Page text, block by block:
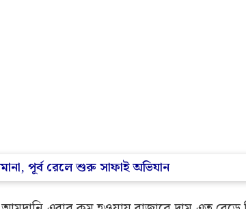
পূর্ব রেলে শুরু সাফাই অভিযান